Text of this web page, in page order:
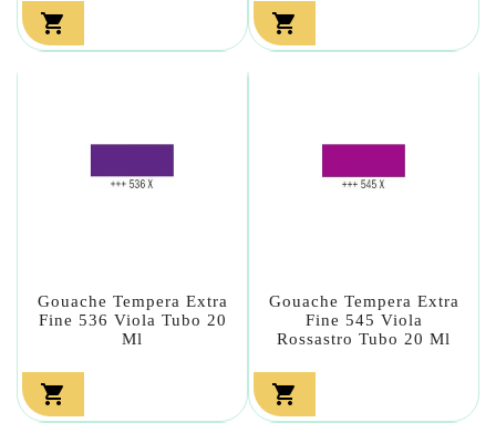
 
Gouache Tempera Extra
Fine 536 Viola Tubo 20
Ml

Gouache Tempera Extra
Fine 545 Viola
Rossastro Tubo 20 Ml
